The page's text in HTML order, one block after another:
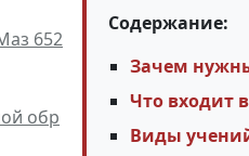
652
обр
Содержание:
Зачем
Что входит
Виды